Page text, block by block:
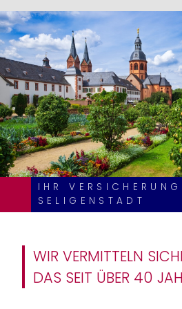
IHR
SELIGENSTADT
WIR VERMITTELN
DAS SEIT ÜBER 40